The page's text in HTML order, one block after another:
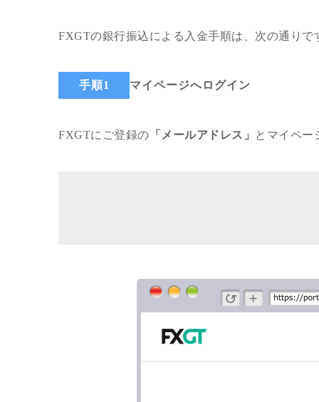
FXGTの銀行振込による入金手順は、次の通りで
手順1 マイページへログイン
FXGTにご登録の 「メールアドレス」 とマイペー